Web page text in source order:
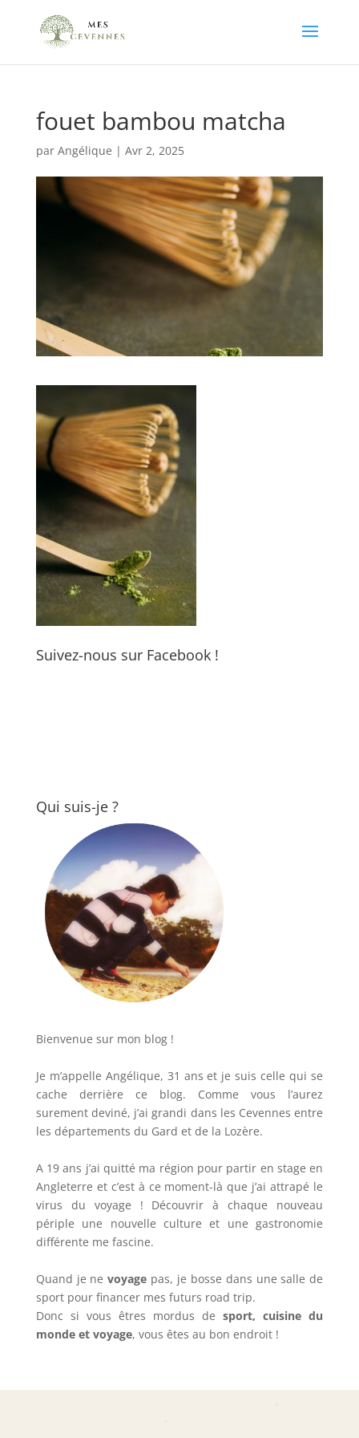
fouet bambou matcha
par Angélique | Avr 2, 2025
Suivez-nous sur Facebook !
Qui suis-je ?
Bienvenue sur mon blog !
Je m’appelle Angélique, 31 ans et je suis celle qui se
cache derrière ce blog. Comme vous l’aurez
surement deviné, j’ai grandi dans les Cevennes entre
les départements du Gard et de la Lozère.
A 19 ans j’ai quitté ma région pour partir en stage en
Angleterre et c’est à ce moment-là que j’ai attrapé le
virus du voyage ! Découvrir à chaque nouveau
périple une nouvelle culture et une gastronomie
différente me fascine.
Quand je nevoyage pas, je bosse dans une salle de
sport pour financer mes futurs road trip.
Donc si vous êtres mordus desport, cuisine du
monde et voyage, vous êtes au bon endroit !